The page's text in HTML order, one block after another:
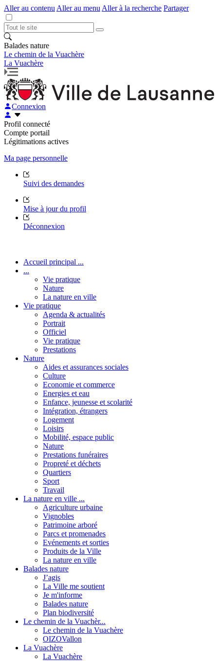
Aller au contenu Aller au menu Aller à la recherche Partager
Balades nature
Le chemin de la Vuachère
La Vuachère
Connexion
Profil connecté
Compte portail
Légitimations actives
Ma page personnelle
Suivi des demandes
Mise à jour du profil
Déconnexion
Accueil principal ...
...
Vie pratique
Nature
La nature en ville
Vie pratique
Agenda & actualités
Portrait
Officiel
Vie pratique
Prestations
Nature
Aides et assurances sociales
Culture
Economie et commerce
Energies et eau
Enfance, jeunesse et scolarité
Intégration, étrangers
Logement
Loisirs
Mobilité, espace public
Nature
Prestations funéraires
Propreté et déchets
Quartiers
Sport
Travail
La nature en ville ...
Agriculture urbaine
Vignobles
Patrimoine arboré
Parcs et promenades
Evénements et sorties
Produits de la Ville
La nature en ville
Balades nature
J’agis
La Ville me soutient
Je m'informe
Balades nature
Plan biodiversité
Le chemin de la Vuachèr...
Le chemin de la Vuachère
OIZOVallon
La Vuachère
La Vuachère